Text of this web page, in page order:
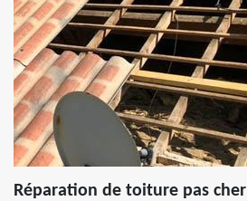
Réparation de toiture pas cher